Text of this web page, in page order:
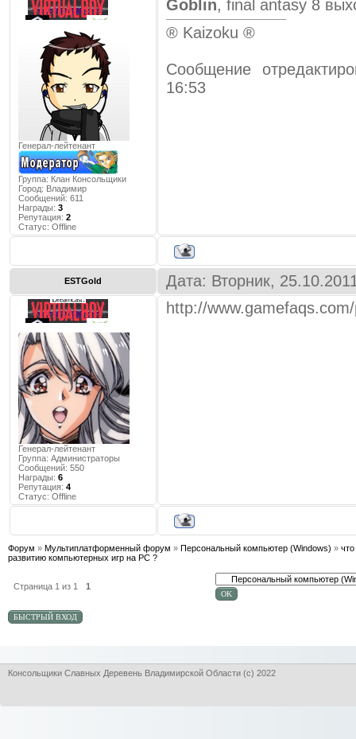
Генерал-лейтенант
Группа: Клан Консольщики
Город: Владимир
Сообщений: 611
Награды: 3
Репутация: 2
Статус: Offline
Goblin, final antasy 8
® Kaizoku ®
Сообщение
16:53
ESTGold Дата: Вторник,
Генерал-лейтенант
Группа: Администраторы
Сообщений: 550
Награды: 6
Репутация: 4
Статус: Offline
http://
Форум » Мультиплатформенный форум » Персональный компьютер (Windows) »
развитию компьютерных игр на PC ?
Страница 1 из 1 1
Консольщики Славных Деревень Владимирской Области (с) 2022